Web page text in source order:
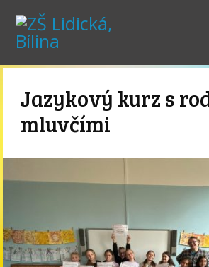
Jazykový kurz s
mluvčími